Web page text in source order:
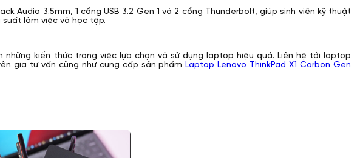
Audio 3.5mm, 1 cổng USB 3.2 Gen 1 và 2 cổng Thunderbolt, giúp sinh viên kỹ thuật
làm việc và học tập.
kiến thức trong việc lựa chọn và sử dụng laptop hiệu quả. Liên hệ tới laptop
gia tư vấn cũng như cung cấp sản phẩmLaptop Lenovo ThinkPad X1 Carbon Gen